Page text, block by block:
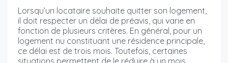
Lorsqu’un locataire souhaite quitter son logement,
il doit respecter un délai de préavis, qui varie en
fonction de plusieurs critères. En général, pour un
logement nu constituant une résidence principale,
ce délai est de trois mois. Toutefois, certaines
situations permettent de le réduire à un mois.